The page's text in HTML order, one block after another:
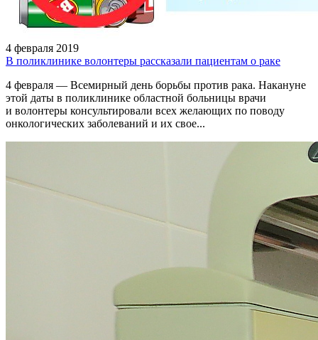
4 февраля 2019
В поликлинике волонтеры рассказали пациентам о раке
4 февраля — Всемирный день борьбы против рака. Накануне
этой даты в поликлинике областной больницы врачи
и волонтеры консультировали всех желающих по поводу
онкологических заболеваний и их свое...